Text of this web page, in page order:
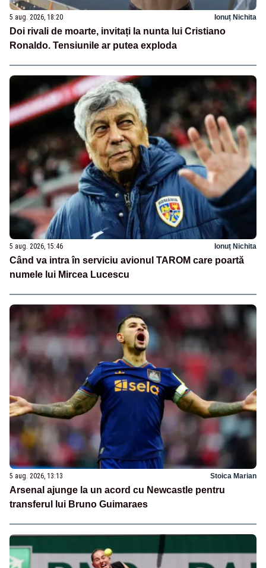
5 aug. 2026, 18:20 Ionuț Nichita
Doi rivali de moarte, invitați la nunta lui Cristiano
Ronaldo. Tensiunile ar putea exploda
5 aug. 2026, 15:46 Ionuț Nichita
Când va intra în serviciu avionul TAROM care poartă
numele lui Mircea Lucescu
5 aug. 2026, 13:13 Stoica Marian
Arsenal ajunge la un acord cu Newcastle pentru
transferul lui Bruno Guimaraes